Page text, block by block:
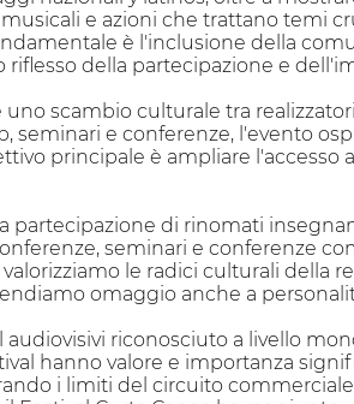
e azioni che trattano temi
è l'inclusione della
della partecipazione e
uno scambio culturale tra
seminari e conferenze, l'evento
principale è ampliare l'accesso
partecipazione di rinomati
seminari e conferenze
le radici culturali della
omaggio anche a
audiovisivi riconosciuto a livello
hanno valore e importanza
i limiti del circuito